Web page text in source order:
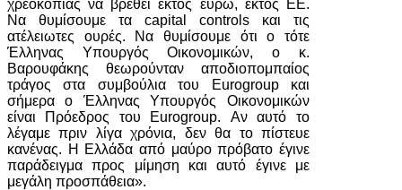
χρεοκοπίας να βρεθεί εκτός ευρώ, εκτός ΕΕ.
Να θυμίσουμε τα capital controls και τις
ατέλειωτες ουρές. Να θυμίσουμε ότι ο τότε
Έλληνας Υπουργός Οικονομικών, ο κ.
Βαρουφάκης θεωρούνταν αποδιοπομπαίος
τράγος στα συμβούλια του Eurogroup και
σήμερα ο Έλληνας Υπουργός Οικονομικών
είναι Πρόεδρος του Eurogroup. Αν αυτό το
λέγαμε πριν λίγα χρόνια, δεν θα το πίστευε
κανένας. Η Ελλάδα από μαύρο πρόβατο έγινε
παράδειγμα προς μίμηση και αυτό έγινε με
μεγάλη προσπάθεια».